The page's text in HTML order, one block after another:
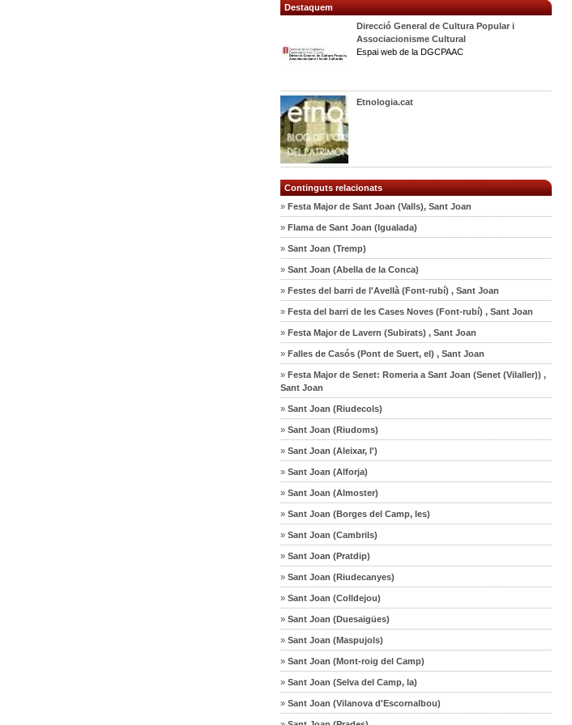
Destaquem
Direcció General de Cultura Popular i
Associacionisme Cultural
Espai web de la DGCPAAC
Etnologia.cat
Continguts relacionats
» Festa Major de Sant Joan (Valls), Sant Joan
» Flama de Sant Joan (Igualada)
» Sant Joan (Tremp)
» Sant Joan (Abella de la Conca)
» Festes del barri de l'Avellà (Font-rubí) , Sant Joan
» Festa del barri de les Cases Noves (Font-rubí) , Sant Joan
» Festa Major de Lavern (Subirats) , Sant Joan
» Falles de Casós (Pont de Suert, el) , Sant Joan
» Festa Major de Senet: Romeria a Sant Joan (Senet (Vilaller)) ,
Sant Joan
» Sant Joan (Riudecols)
» Sant Joan (Riudoms)
» Sant Joan (Aleixar, l')
» Sant Joan (Alforja)
» Sant Joan (Almoster)
» Sant Joan (Borges del Camp, les)
» Sant Joan (Cambrils)
» Sant Joan (Pratdip)
» Sant Joan (Riudecanyes)
» Sant Joan (Colldejou)
» Sant Joan (Duesaigües)
» Sant Joan (Maspujols)
» Sant Joan (Mont-roig del Camp)
» Sant Joan (Selva del Camp, la)
» Sant Joan (Vilanova d'Escornalbou)